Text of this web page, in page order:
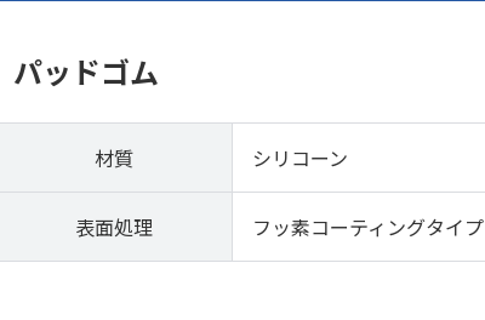
パッドゴム
材質 シリコーン
表面処理 フッ素コーティングタイプ